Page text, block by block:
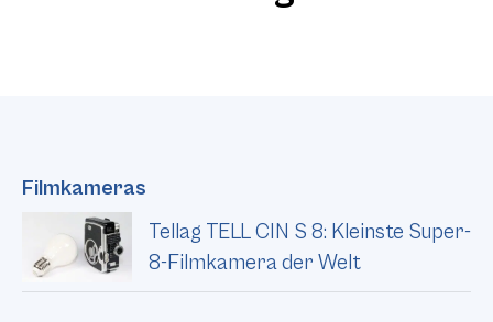
Filmkameras
Tellag TELL CIN S 8: Kleinste Super-
8-Filmkamera der Welt